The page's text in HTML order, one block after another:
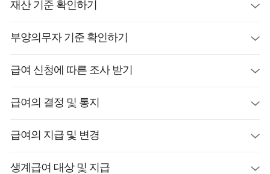
재산 기준 확인하기
부양의무자 기준 확인하기
급여 신청에 따른 조사 받기
급여의 결정 및 통지
급여의 지급 및 변경
생계급여 대상 및 지급